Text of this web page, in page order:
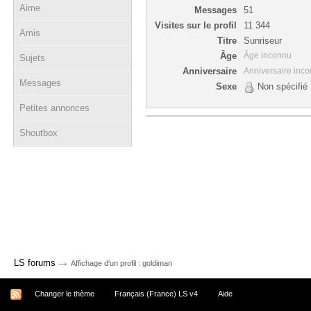
Aime
Amis
Sujets
Messages
Petites annonces
Shoutbox
Messages
51
Visites sur le profil
11 344
Titre
Sunriseur
Âge
Âge inconnu
Anniversaire Anniversaire
Sexe Non spécifié
LS forums → Affichage d'un profil : goldiman
Changer le thème Français (France) LS v4 Aide